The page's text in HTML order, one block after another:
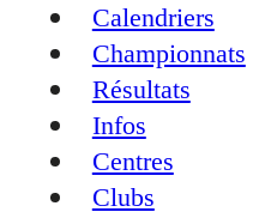
Calendriers
Championnats
Résultats
Infos
Centres
Clubs